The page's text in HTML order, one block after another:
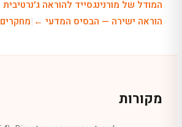
המודל של מורנינגסייד להוראה
הוראה ישירה — הבסיס המדעי ← |
מקורות